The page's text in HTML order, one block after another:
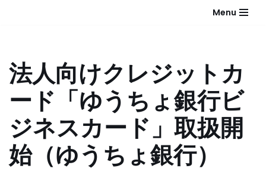
テ
ン
ツ
へ
ス
キ
ッ
プ
Menu
法人向けクレジットカ
ード「ゆうちょ銀行ビ
ジネスカード」取扱開
始（ゆうちょ銀行）